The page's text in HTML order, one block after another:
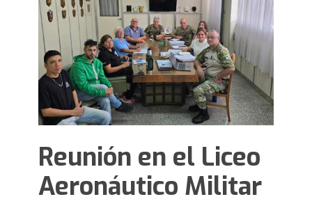
Reunión en el Liceo
Aeronáutico Militar